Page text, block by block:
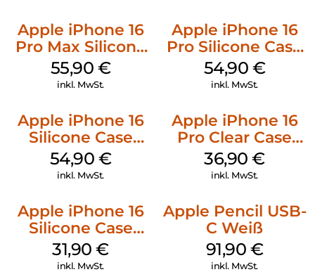
Apple iPhone 16
Pro Max Silicone
Case MagSafe
Stone Gray
55,90 €
inkl. MwSt.
Apple iPhone 16
Pro Silicone Case
MagSafe Black
54,90 €
inkl. MwSt.
Apple iPhone 16
Silicone Case
MagSafe Lake
Green
54,90 €
inkl. MwSt.
Apple iPhone 16
Pro Clear Case
MagSafe
Transparent
36,90€
inkl. MwSt.
Apple iPhone 16
Silicone Case
MagSafe Fuchsia
31,90€
inkl. MwSt.
Apple Pencil USB-
C Weiß
91,90 €
inkl. MwSt.